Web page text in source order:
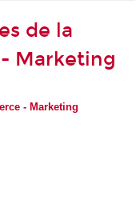
de la
Marketing
- Marketing